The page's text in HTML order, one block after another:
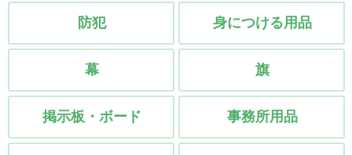
防犯 身につける用品
幕 旗
掲示板・ボード 事務所用品